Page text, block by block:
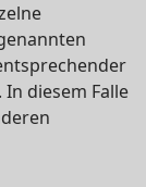
diesem Falle